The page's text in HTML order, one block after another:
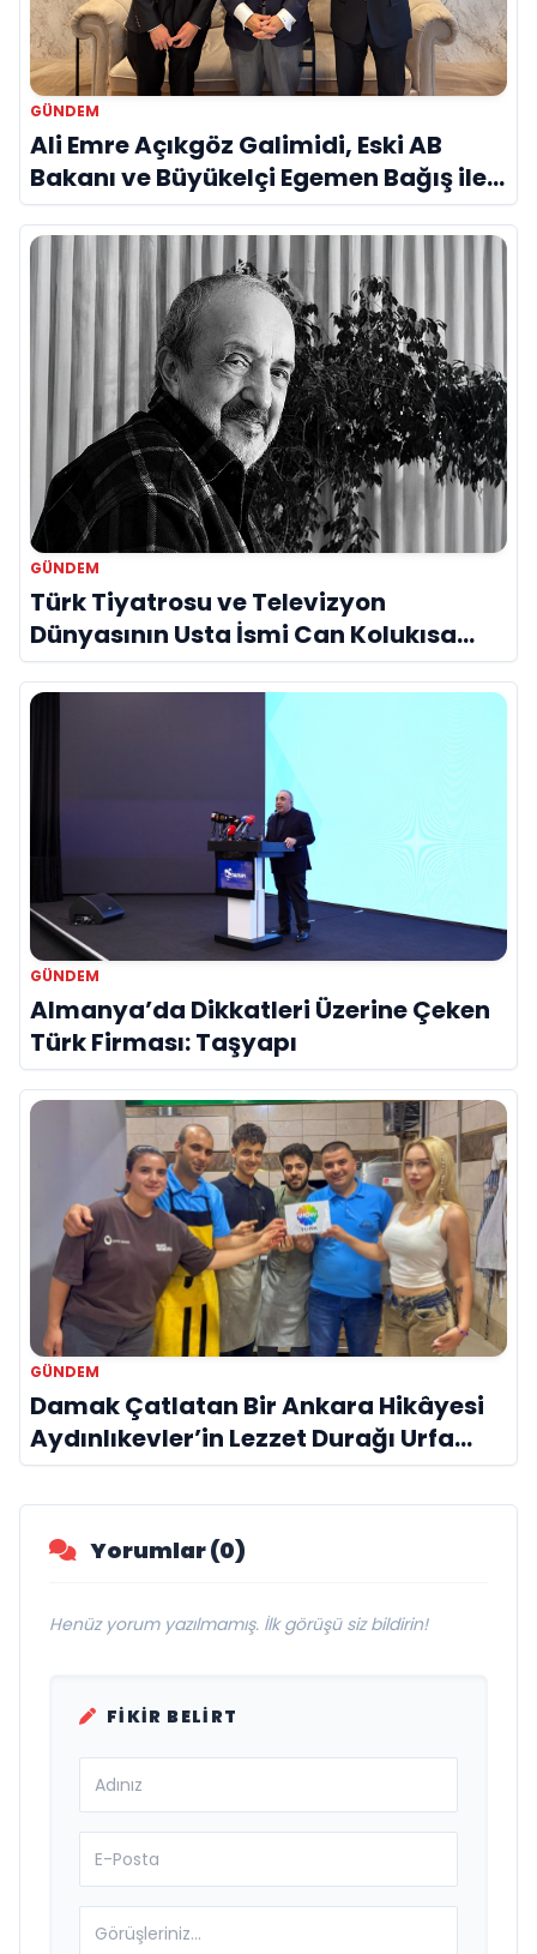
GÜNDEM
Ali Emre Açıkgöz Galimidi, Eski AB
Bakanı ve Büyükelçi Egemen Bağış ile
Bir Araya Geldi
GÜNDEM
Türk Tiyatrosu ve Televizyon
Dünyasının Usta İsmi Can Kolukısa
Hayatını Kaybetti
GÜNDEM
Almanya’da Dikkatleri Üzerine Çeken
Türk Firması: Taşyapı
GÜNDEM
Damak Çatlatan Bir Ankara Hikâyesi
Aydınlıkevler’in Lezzet Durağı Urfa
Damak
Yorumlar (0)
Henüz yorum yazılmamış. İlk görüşü siz bildirin!
FIKIR BELIRT